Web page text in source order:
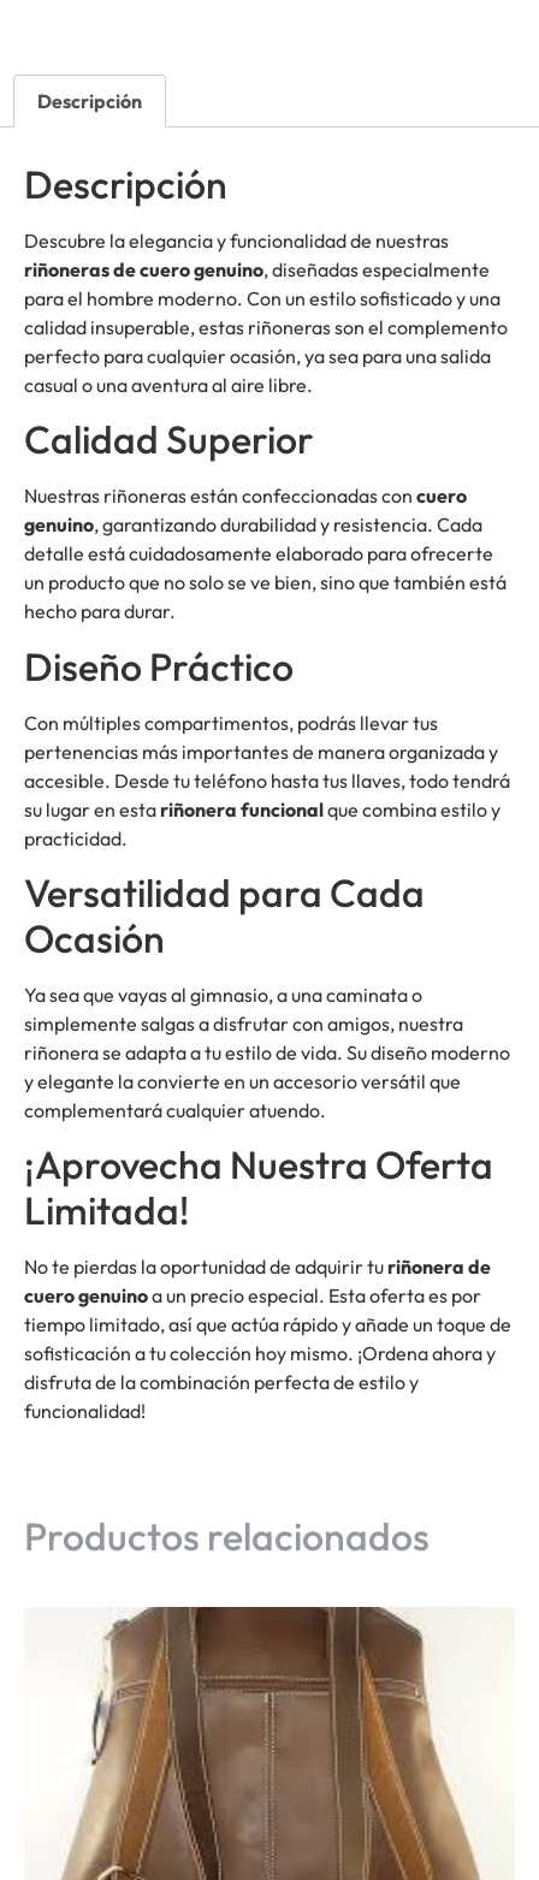
Descripción
Descripción
Descubre la elegancia y funcionalidad de nuestras
riñoneras de cuero genuino, diseñadas especialmente
para el hombre moderno. Con un estilo sofisticado y una
calidad insuperable, estas riñoneras son el complemento
perfecto para cualquier ocasión, ya sea para una salida
casual o una aventura al aire libre.
Calidad Superior
Nuestras riñoneras están confeccionadas con cuero
genuino, garantizando durabilidad y resistencia. Cada
detalle está cuidadosamente elaborado para ofrecerte
un producto que no solo se ve bien, sino que también está
hecho para durar.
Diseño Práctico
Con múltiples compartimentos, podrás llevar tus
pertenencias más importantes de manera organizada y
accesible. Desde tu teléfono hasta tus llaves, todo tendrá
su lugar en estariñonera funcionalque combina estilo y
practicidad.
Versatilidad para Cada
Ocasión
Ya sea que vayas al gimnasio, a una caminata o
simplemente salgas a disfrutar con amigos, nuestra
riñonera se adapta a tu estilo de vida. Su diseño moderno
y elegante la convierte en un accesorio versátil que
complementará cualquier atuendo.
¡Aprovecha Nuestra Oferta
Limitada!
No te pierdas la oportunidad de adquirir turiñonera de
cuero genuinoa un precio especial. Esta oferta es por
tiempo limitado, así que actúa rápido y añade un toque de
sofisticación a tu colección hoy mismo. ¡Ordena ahora y
disfruta de la combinación perfecta de estilo y
funcionalidad!
Productos relacionados